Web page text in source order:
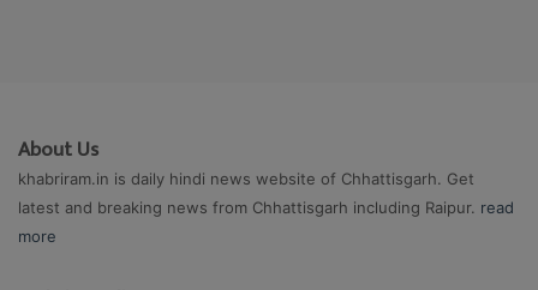
About Us
khabriram.in is daily hindi news website of Chhattisgarh. Get
latest and breaking news from Chhattisgarh including Raipur. read
more